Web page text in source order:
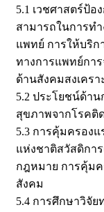
5.1 เวชศาสตร์ป้อ
สามารถในการท
แพทย์ การให้บริ
ทางการแพทย์กา
ด้านสังคมสงเครา
5.2 ประโยชน์ด้า
สุขภาพจากโรคติ
5.3 การคุ้มครอง
แห่งชาติสวัสดิกา
กฎหมาย การคุ้ม
สังคม
5.4 การศึกษาวิจั